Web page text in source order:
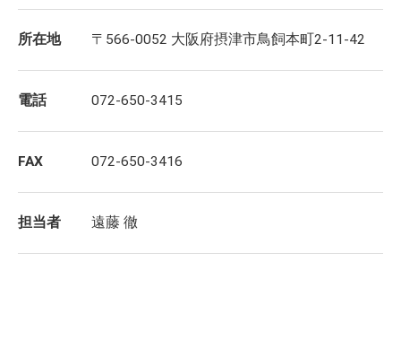
所在地 〒566-0052 大阪府摂津市鳥飼本町2-11-42
電話 072-650-3415
FAX 072-650-3416
担当者 遠藤 徹